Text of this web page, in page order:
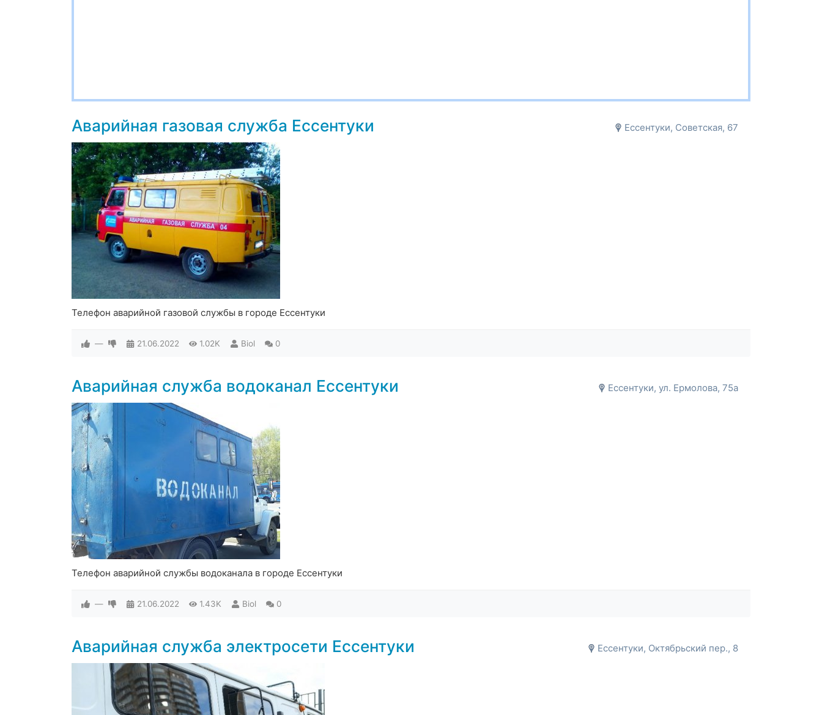
Ессентуки, Советская, 67
Аварийная газовая служба Ессентуки
Телефон аварийной газовой службы в городе Ессентуки
— 21.06.2022 1.02K Biol 0
Ессентуки, ул. Ермолова, 75а
Аварийная служба водоканал Ессентуки
Телефон аварийной службы водоканала в городе Ессентуки
— 21.06.2022 1.43K Biol 0
Ессентуки, Октябрьский пер., 8
Аварийная служба электросети Ессентуки